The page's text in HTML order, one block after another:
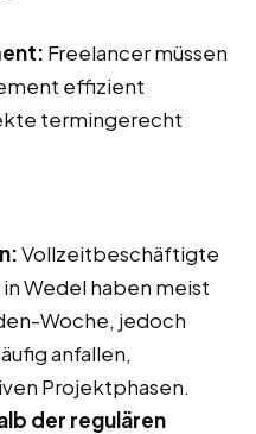
Freelancer müssen
effizient
termingerecht
Vollzeitbeschäftigte
Wedel haben meist
Woche, jedoch
anfallen,
Projektphasen.
der regulären